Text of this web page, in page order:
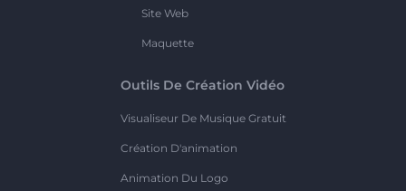
Site Web
Maquette
Outils De Création Vidéo
Visualiseur De Musique Gratuit
Création D'animation
Animation Du Logo